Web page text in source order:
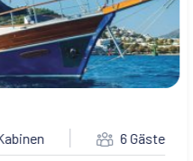
6 Gäste